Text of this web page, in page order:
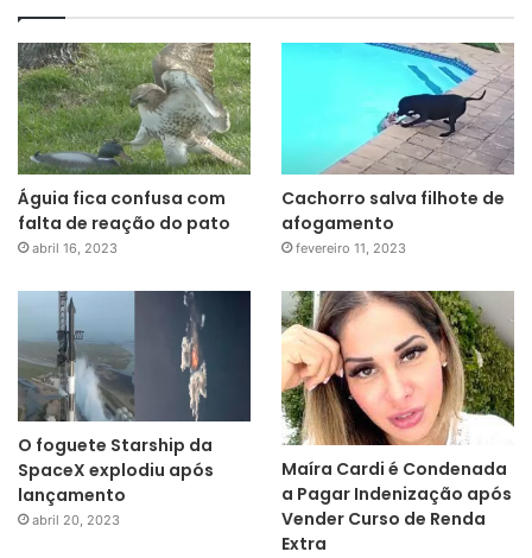
Águia fica confusa com
falta de reação do pato
abril 16, 2023
Cachorro salva filhote de
afogamento
fevereiro 11, 2023
O foguete Starship da
SpaceX explodiu após
lançamento
abril 20, 2023
Maíra Cardi é Condenada
a Pagar Indenização após
Vender Curso de Renda
Extra